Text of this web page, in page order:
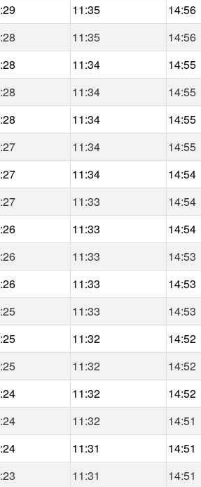
11:35 14:56
11:35 14:56
11:34 14:55
11:34 14:55
11:34 14:55
11:34 14:55
11:34 14:54
11:33 14:54
11:33 14:54
11:33 14:53
11:33 14:53
11:33 14:53
11:32 14:52
11:32 14:52
11:32 14:52
11:32 14:51
11:31 14:51
11:31 14:51